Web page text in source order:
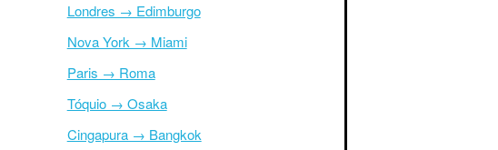
Londres → Edimburgo
Nova York → Miami
Paris → Roma
Tóquio → Osaka
Cingapura → Bangkok